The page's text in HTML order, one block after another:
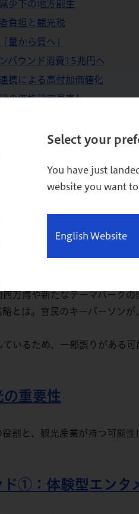
Select your
You have just
website you want to
English Website
少下の地方創生
負担と観光税
量から質へ」
バウンド消費15兆円へ
携による高付加価値化
の価格設定見直し
展開とブランディング
活用と独自性の発信
・人材育成・地方誘客
会・文化）「観光・インバ
）
再び成長軌道に乗っている
万博や新たなテーマパーク
とは。官民のキーパーソン
いるため、一部誤りがある可
重要性
割と、観光産業が持つ可能性
①：体験型エンタ